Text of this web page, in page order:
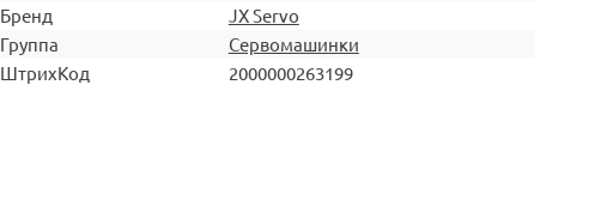
Бренд
JX Servo
Группа
Сервомашинки
ШтрихКод
2000000263199